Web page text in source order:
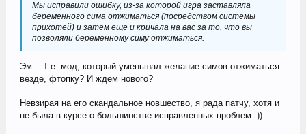
Мы исправили ошибку, из-за которой игра заставляла
беременного сима отжиматься (посредством системы
прихотей) и затем еще и кричала на вас за то, что вы
позволяли беременному симу отжиматься.
Эм... Т.е. мод, который уменьшал желание симов отжиматься
везде, фтопку? И ждем нового?
Невзирая на его скандальное новшество, я рада патчу, хотя и
не была в курсе о большинстве исправленных проблем. ))